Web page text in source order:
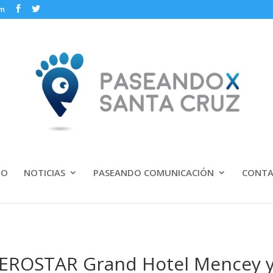
NOTICIAS PASEANDO COMUNICACIÓN
Grand Hotel Mencey